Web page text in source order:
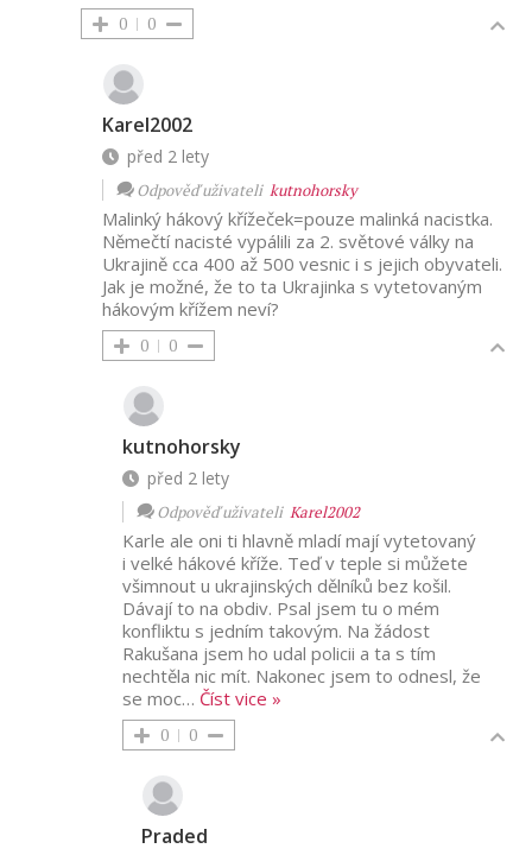
0 0
Karel2002
před 2 lety
Odpověď uživatelikutnohorsky
Malinký hákový křížeček=pouze malinká nacistka.
Němečtí nacisté vypálili za 2. světové války na
Ukrajině cca 400 až 500 vesnic i s jejich obyvateli.
Jak je možné, že to ta Ukrajinka s vytetovaným
hákovým křížem neví?
0 0
kutnohorsky
před 2 lety
Odpověď uživateliKarel2002
Karle ale oni ti hlavně mladí mají vytetovaný
i velké hákové kříže. Teď v teple si můžete
všimnout u ukrajinských dělníků bez košil.
Dávají to na obdiv. Psal jsem tu o mém
konfliktu s jedním takovým. Na žádost
Rakušana jsem ho udal policii a ta s tím
nechtěla nic mít. Nakonec jsem to odnesl, že
se moc… Číst vice »
0 0
Praded